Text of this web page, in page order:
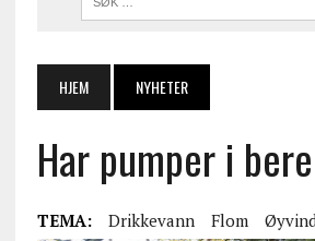
HJEM NYHETER
Har pumper i
TEMA: Drikkevann Flom